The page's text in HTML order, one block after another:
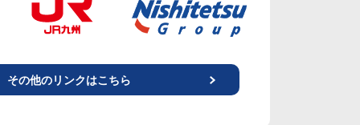
その他のリンクはこちら